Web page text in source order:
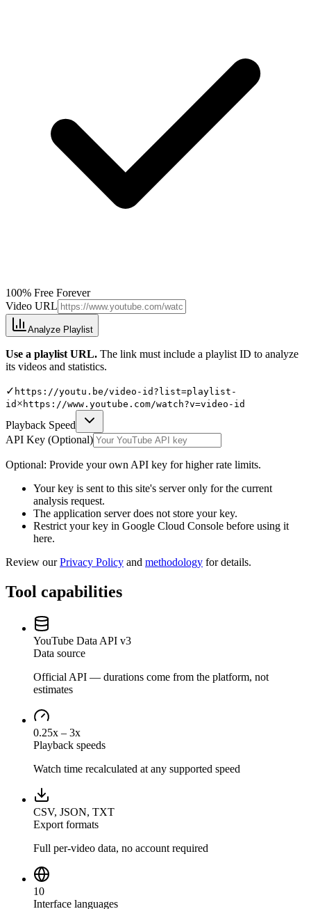
100% Free Forever
Video URL
Analyze Playlist
Use a playlist URL. The link must include a playlist ID to analyze
its videos and statistics.
✓ https://youtu.be/video-id?list=playlist-
id × https://www.youtube.com/watch?v=video-id
Playback Speed
API Key (Optional)
Optional: Provide your own API key for higher rate limits.
Your key is sent to this site's server only for the current
analysis request.
The application server does not store your key.
Restrict your key in Google Cloud Console before using it
here.
Review our Privacy Policy and methodology for details.
Tool capabilities
YouTube Data API v3
Data source
Official API — durations come from the platform, not
estimates
0.25x – 3x
Playback speeds
Watch time recalculated at any supported speed
CSV, JSON, TXT
Export formats
Full per-video data, no account required
10
Interface languages